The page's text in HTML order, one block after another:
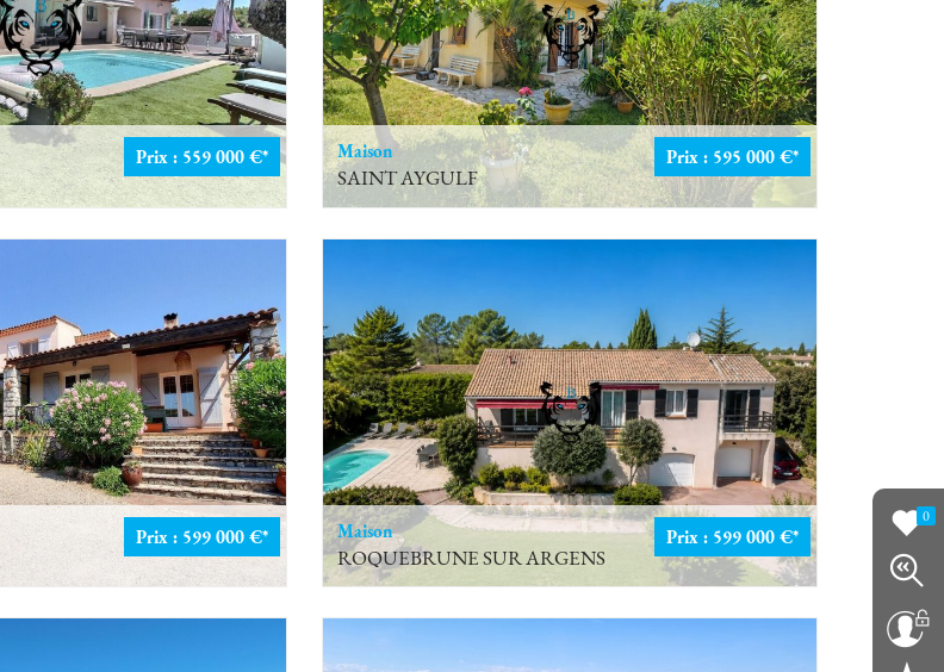
0
Prix : 559 000 €* Maison
SAINT AYGULF
Prix : 595 000 €*
Prix : 599 000 €* Maison
ROQUEBRUNE SUR ARGENS
Prix : 599 000 €*